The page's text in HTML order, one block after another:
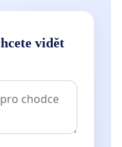
vidět